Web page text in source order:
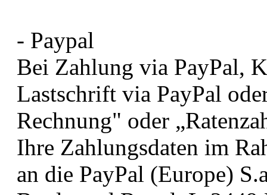
- Paypal
Bei Zahlung via PayPal,
Lastschrift via PayPal
Rechnung" oder
Ihre Zahlungsdaten im
an die PayPal (Europe)